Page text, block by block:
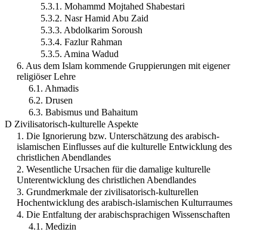
5.3.1. Mohammd Mojtahed Shabestari
5.3.2. Nasr Hamid Abu Zaid
5.3.3. Abdolkarim Soroush
5.3.4. Fazlur Rahman
5.3.5. Amina Wadud
6. Aus dem Islam kommende Gruppierungen mit eigener
religiöser Lehre
6.1. Ahmadis
6.2. Drusen
6.3. Babismus und Bahaitum
D Zivilisatorisch-kulturelle Aspekte
1. Die Ignorierung bzw. Unterschätzung des arabisch-
islamischen Einflusses auf die kulturelle Entwicklung des
christlichen Abendlandes
2. Wesentliche Ursachen für die damalige kulturelle
Unterentwicklung des christlichen Abendlandes
3. Grundmerkmale der zivilisatorisch-kulturellen
Hochentwicklung des arabisch-islamischen Kulturraumes
4. Die Entfaltung der arabischsprachigen Wissenschaften
4.1. Medizin